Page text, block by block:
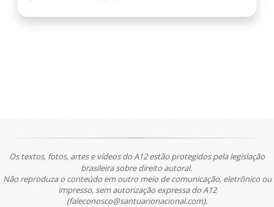
Os textos, fotos, artes e vídeos do A12 estão protegidos pela legislação
brasileira sobre direito autoral.
Não reproduza o conteúdo em outro meio de comunicação, eletrônico ou
impresso, sem autorização expressa do A12
(faleconosco@santuarionacional.com).